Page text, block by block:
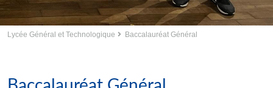
Lycée Général et Technologique Baccalauréat Général